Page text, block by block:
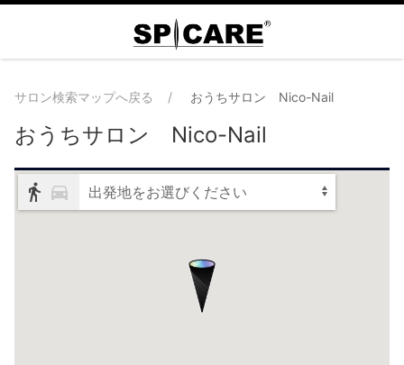
サロン検索マップへ戻る おうちサロン Nico-Nail
おうちサロン Nico-Nail
出発地をお選びください